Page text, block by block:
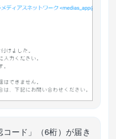
ード」（6桁）が届き